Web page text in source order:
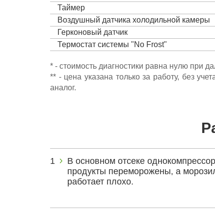
Таймер
Воздушный датчика холодильной камеры
Герконовый датчик
Термостат системы "No Frost"
* - стоимость диагностики равна нулю при
** - цена указана только за работу, без
аналог.
В основном отсеке
продукты переморожены, а
работает плохо.